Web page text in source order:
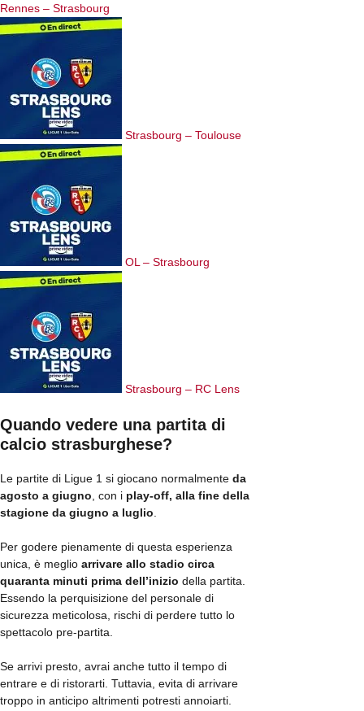
Rennes – Strasbourg
Strasbourg – Toulouse
OL – Strasbourg
Strasbourg – RC Lens
Quando vedere una partita di
calcio strasburghese?
Le partite di Ligue 1 si giocano normalmente da
agosto a giugno , con i play-off, alla fine della
stagione da giugno a luglio
Per godere pienamente di questa esperienza
unica, è meglio arrivare allo stadio circa
quaranta minuti prima dell’inizio della partita.
Essendo la perquisizione del personale di
sicurezza meticolosa, rischi di perdere tutto lo
spettacolo pre-partita.
Se arrivi presto, avrai anche tutto il tempo di
entrare e di ristorarti. Tuttavia, evita di arrivare
troppo in anticipo altrimenti potresti annoiarti.